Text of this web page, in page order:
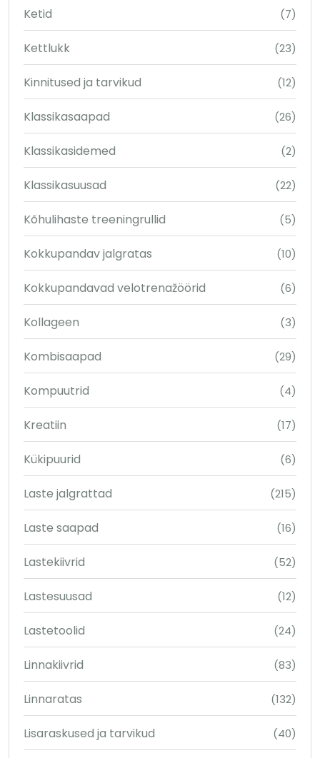
Ketid (7)
Kettlukk (23)
Kinnitused ja tarvikud (12)
Klassikasaapad (26)
Klassikasidemed (2)
Klassikasuusad (22)
Kõhulihaste treeningrullid (5)
Kokkupandav jalgratas (10)
Kokkupandavad velotrenažöörid (6)
Kollageen (3)
Kombisaapad (29)
Kompuutrid (4)
Kreatiin (17)
Kükipuurid (6)
Laste jalgrattad (215)
Laste saapad (16)
Lastekiivrid (52)
Lastesuusad (12)
Lastetoolid (24)
Linnakiivrid (83)
Linnaratas (132)
Lisaraskused ja tarvikud (40)